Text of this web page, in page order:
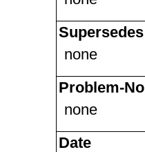
Supersedes
none
Problem-No
none
Date